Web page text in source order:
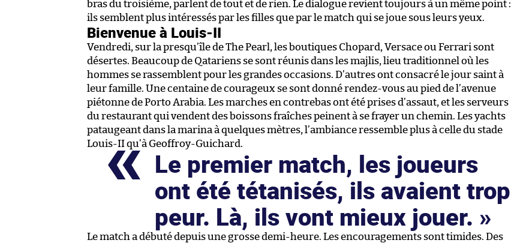
bras du troisième, parlent de tout et de rien. Le dialogue revient toujours à un même point :
ils semblent plus intéressés par les filles que par le match qui se joue sous leurs yeux.
Bienvenue à Louis-II
Vendredi, sur la presqu’île de The Pearl, les boutiques Chopard, Versace ou Ferrari sont
désertes. Beaucoup de Qatariens se sont réunis dans les majlis, lieu traditionnel où les
hommes se rassemblent pour les grandes occasions. D’autres ont consacré le jour saint à
leur famille. Une centaine de courageux se sont donné rendez-vous au pied de l’avenue
piétonne de Porto Arabia. Les marches en contrebas ont été prises d’assaut, et les serveurs
du restaurant qui vendent des boissons fraîches peinent à se frayer un chemin. Les yachts
pataugeant dans la marina à quelques mètres, l’ambiance ressemble plus à celle du stade
Louis-II qu’à Geoffroy-Guichard.
Le premier match, les joueurs
ont été tétanisés, ils avaient trop
peur. Là, ils vont mieux jouer.
Le match a débuté depuis une grosse demi-heure. Les encouragements sont timides. Des